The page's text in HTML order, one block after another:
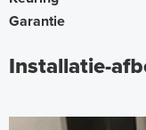
Garantie
Installatie-